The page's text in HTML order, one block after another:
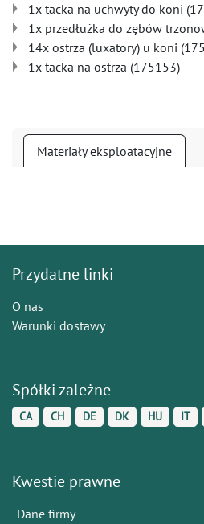
1x tacka na uchwyty do koni
1x przedłużka do zębów
14x ostrza (luxatory) u koni
1x tacka na ostrza (175153)
Materiały eksploatacyjne
Przydatne linki
O nas
Warunki dostawy
Spółki zależne
CA CH DE DK HU IT
Kwestie prawne
Dane firmy